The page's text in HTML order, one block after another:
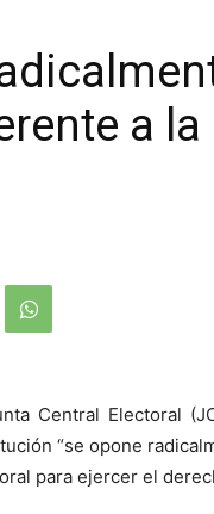
a la
Central Electoral
“se opone
para ejercer el